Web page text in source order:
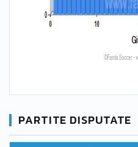
PARTITE DISPUTATE